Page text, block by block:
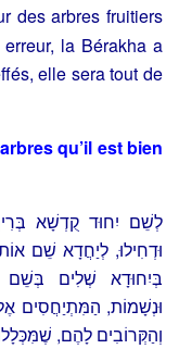
des arbres fruitiers
la Bérakha a
elle sera tout de
qu’il est bien
לְשֵׁם יִחוּד קֻדְשָׁא
וּדְחִילוּ, לְיַחֲדָא שֵׁם
בְּיִחוּדָא שְׁלִים בְּשֵׁם
וּנְשָׁמוֹת, הַמִּתְיַחֲסִים
וְהַקְּרוֹבִים לָהֶם,